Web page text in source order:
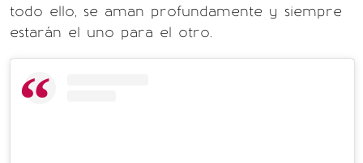
todo ello, se aman profundamente y siempre
estarán el uno para el otro.